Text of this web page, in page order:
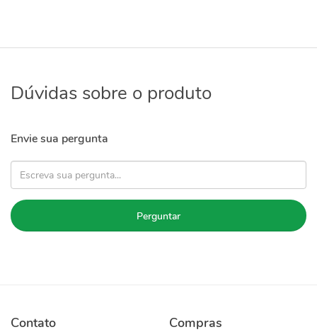
Dúvidas sobre o produto
Envie sua pergunta
Perguntar
Contato Compras